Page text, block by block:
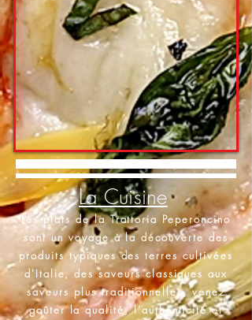
Les plats de la Trattoria Peperoncino
sont un voyage à la découverte des
produits typiques des terres cultivées
d'Italie, des saveurs classiques aux
saveurs plus traditionnelles, venez
goûter la qualité, l'authenticité et
La Cuisine